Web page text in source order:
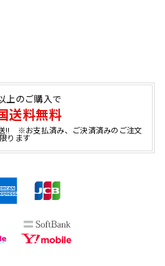
上のご購入で
送料無料
!! ※お支払済み、ご決済済みのご注文
ります